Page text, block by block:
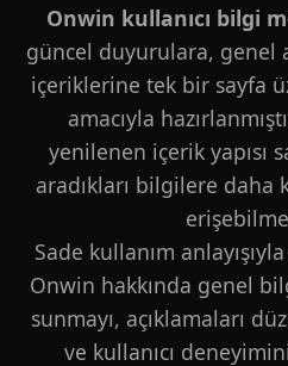
Onwin kullanıcı bilgi
güncel duyurulara, genel
içeriklerine tek bir sayfa
amacıyla
yenilenen içerik yapısı
aradıkları bilgilere daha
Sade kullanım
Onwin hakkında genel
sunmayı, açıklamaları
ve kullanıcı